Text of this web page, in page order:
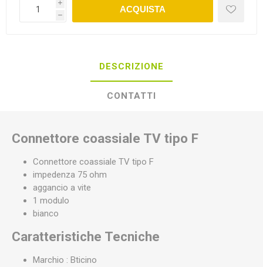
i
h
ACQUISTA
DESCRIZIONE
CONTATTI
Connettore coassiale TV tipo F
Connettore coassiale TV tipo F
impedenza 75 ohm
aggancio a vite
1 modulo
bianco
Caratteristiche Tecniche
Marchio : Bticino